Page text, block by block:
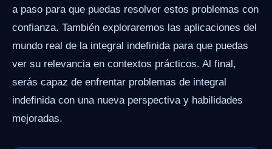
a paso para que puedas resolver estos problemas con
confianza. También exploraremos las aplicaciones del
mundo real de la integral indefinida para que puedas
ver su relevancia en contextos prácticos. Al final,
serás capaz de enfrentar problemas de integral
indefinida con una nueva perspectiva y habilidades
mejoradas.